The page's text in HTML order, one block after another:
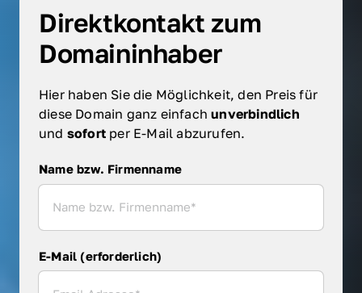
Direktkontakt zum
Domaininhaber
Hier haben Sie die Möglichkeit, den Preis für
diese Domain ganz einfach
und sofort per E-Mail abzurufen.
Name bzw. Firmenname
Name bzw. Firmenname
E-Mail (erforderlich)